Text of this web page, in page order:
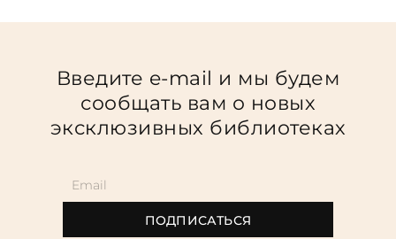
Введите e-mail и мы будем
сообщать вам о новых
эксклюзивных библиотеках
ПОДПИСАТЬСЯ